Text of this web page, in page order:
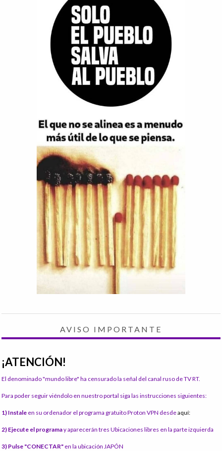
AVISO IMPORTANTE
¡ATENCIÓN!
El denominado "mundo libre" ha censurado la señal del canal ruso de TV RT.
Para poder seguir viéndolo en nuestro portal siga las instrucciones siguientes:
1) Instale en su ordenador el programa gratuito Proton VPN desdeaquí:
2) Ejecute el programay aparecerán tres Ubicaciones libres en la parte izquierda
3) Pulse "CONECTAR" en la ubicación JAPÓN